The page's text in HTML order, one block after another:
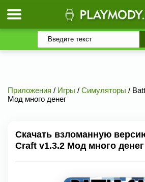
Приложения / Игры / Симуляторы /
Мод много денег
Скачать взломанную
Craft v1.3.2 Мод много денег